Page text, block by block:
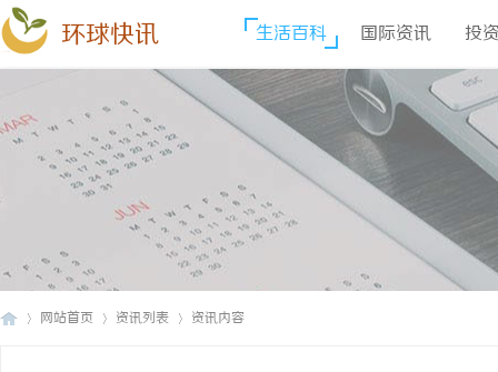
环球快讯 生活百科 国际资讯 投
网站首页 资讯列表 资讯内容